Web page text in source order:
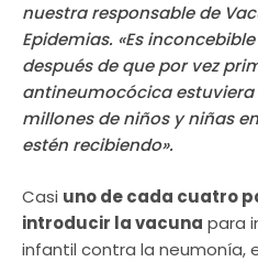
nuestra responsable de
Epidemias. «Es
después de que por vez
antineumocócica
millones de niños y niñas
estén recibiendo».
Casi uno de cada cuatro
introducir la vacuna para
infantil contra la neumonía,